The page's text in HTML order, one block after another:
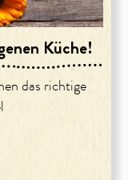
Küche!
das richtige